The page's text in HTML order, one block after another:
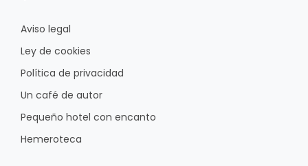
Aviso legal
Ley de cookies
Política de privacidad
Un café de autor
Pequeño hotel con encanto
Hemeroteca